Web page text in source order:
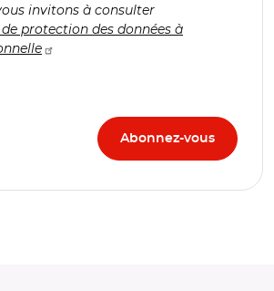
invitons à consulter
protection des données à